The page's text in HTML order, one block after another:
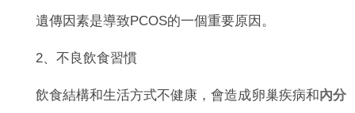
遺傳因素是導致PCOS的一個重要原因。
2、不良飲食習慣
飲食結構和生活方式不健康，會造成卵巢疾病和內分